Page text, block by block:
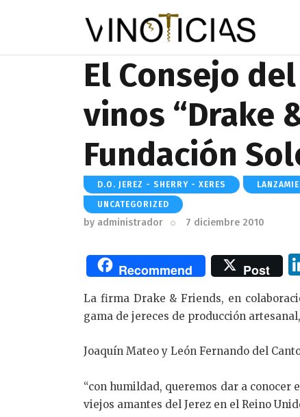
El Consejo
vinos “Drake
Fundación
D.O. JEREZ - SHERRY - XERES
UNCATEGORIZED
by administrador 7 diciembre 2010
Recommend Post
La firma Drake & Friends, en
gama de jereces de producción
Joaquín Mateo y León Fernando del
“con humildad, queremos dar a conocer
viejos amantes del Jerez en el Reino